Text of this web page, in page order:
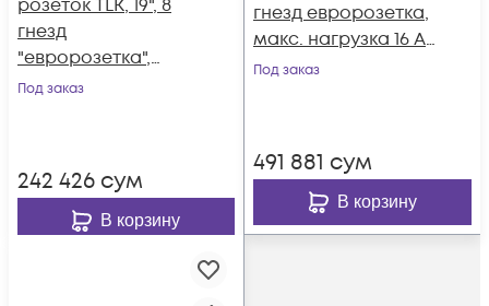
розеток TLK, 19", 8
гнезд
"евророзетка",
макс. нагрузка 10 А,
выключателя
Под заказ
242 426 сум
В корзину
гнезд евророзетка,
макс. нагрузка 16 А,
шнур питания 1,8
Под заказ
491 881 сум
В корзину